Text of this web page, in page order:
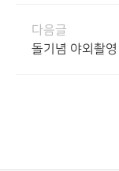
다음글
돌기념 야외촬